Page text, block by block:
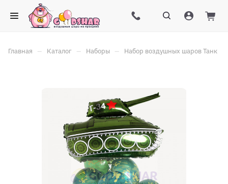
Главная – Каталог – Наборы – Набор воздушных шаров Танк